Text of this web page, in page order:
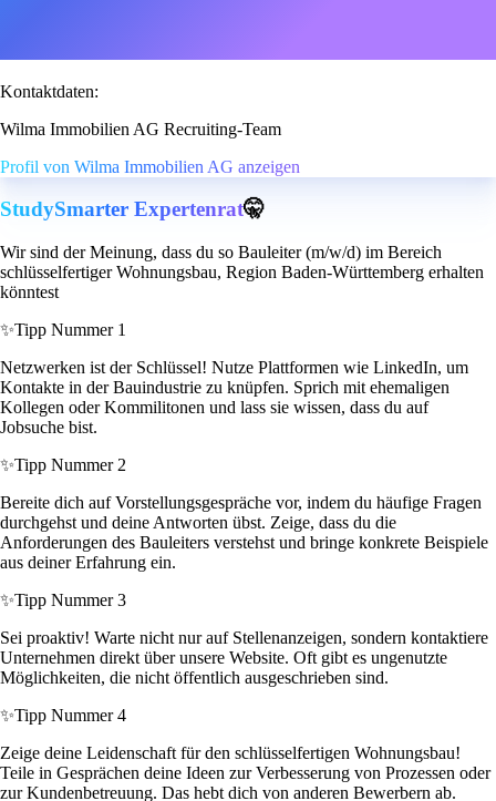
Kontaktdaten:
Wilma Immobilien AG Recruiting-Team
Profil von Wilma Immobilien AG anzeigen
StudySmarter Expertenrat🤫
Wir sind der Meinung, dass du so Bauleiter (m/w/d) im Bereich
schlüsselfertiger Wohnungsbau, Region Baden-Württemberg erhalten
könntest
✨Tipp Nummer 1
Netzwerken ist der Schlüssel! Nutze Plattformen wie LinkedIn, um
Kontakte in der Bauindustrie zu knüpfen. Sprich mit ehemaligen
Kollegen oder Kommilitonen und lass sie wissen, dass du auf
Jobsuche bist.
✨Tipp Nummer 2
Bereite dich auf Vorstellungsgespräche vor, indem du häufige Fragen
durchgehst und deine Antworten übst. Zeige, dass du die
Anforderungen des Bauleiters verstehst und bringe konkrete Beispiele
aus deiner Erfahrung ein.
✨Tipp Nummer 3
Sei proaktiv! Warte nicht nur auf Stellenanzeigen, sondern kontaktiere
Unternehmen direkt über unsere Website. Oft gibt es ungenutzte
Möglichkeiten, die nicht öffentlich ausgeschrieben sind.
✨Tipp Nummer 4
Zeige deine Leidenschaft für den schlüsselfertigen Wohnungsbau!
Teile in Gesprächen deine Ideen zur Verbesserung von Prozessen oder
zur Kundenbetreuung. Das hebt dich von anderen Bewerbern ab.